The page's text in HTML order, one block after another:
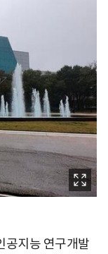
공지능 연구개발